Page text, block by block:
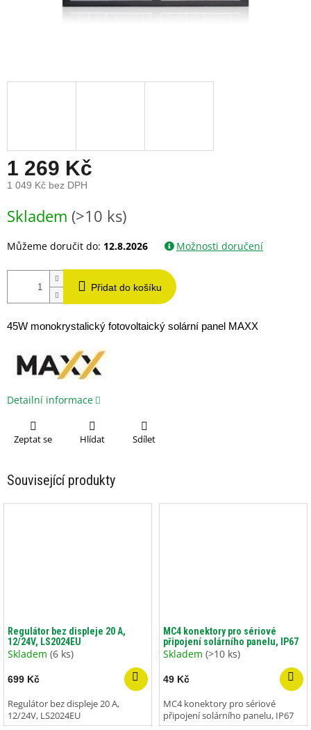
1 269 Kč
1 049 Kč bez DPH
cena:
Skladem (>10 ks)
Můžeme doručit do: 12.8.2026 Možnosti doručení
Přidat do košíku
45W monokrystalický fotovoltaický solární panel MAXX
Detailní informace
Zeptat se Hlídat Sdílet
Související produkty
Regulátor bez displeje 20 A,
12/24V, LS2024EU
Skladem (6 ks)
699 Kč
Regulátor bez displeje 20 A,
12/24V, LS2024EU
MC4 konektory pro sériové
připojení solárního panelu, IP67
Skladem (>10 ks)
49 Kč
MC4 konektory pro sériové
připojení solárního panelu, IP67